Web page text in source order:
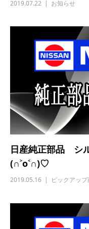
2019.07.22 お知らせ
日産純正部品 シ
(∩˃o˂∩)♡
2019.05.16 ピックアップ